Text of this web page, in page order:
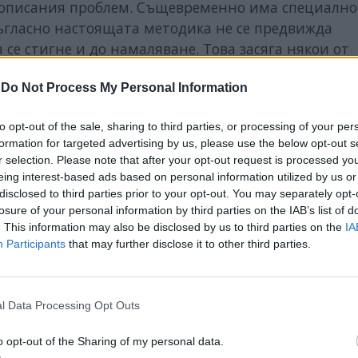
Do Not Process My Personal Information
opt-out of the sale, sharing to third parties, or processing of your
for targeted advertising by us, please use the below opt-out
selection. Please note that after your opt-out request is processed
interest-based ads based on personal information utilized by us
to third parties prior to your opt-out. You may separately
of your personal information by third parties on the IAB’s list of
This information may also be disclosed by us to third parties on the
Participants that may further disclose it to other third parties.
Data Processing Opt Outs
opt-out of the Sharing of my personal data.
проблем. Същевременно има
настоящата методика не се предвижда
стигне и до намаляване. Това засяга някои от
от тип Г.
критерий деформира получените
повечето от завършилите студенти се
определя по-лошо класиране на съответната
чрез който да се постигне адекватно
способност“ или чрез съотнасяне на
важно да бъде отразено в кратък срок –
и ако не бъде направено сега, то
до редица негативни последици. Затова
е твърде много време, през което могат да
в нуждите на пазара на труда.